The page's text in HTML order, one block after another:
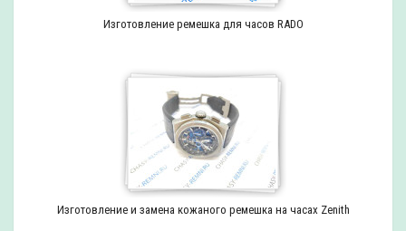
Изготовление ремешка для часов RADO
Изготовление и замена кожаного ремешка на часах Zenith